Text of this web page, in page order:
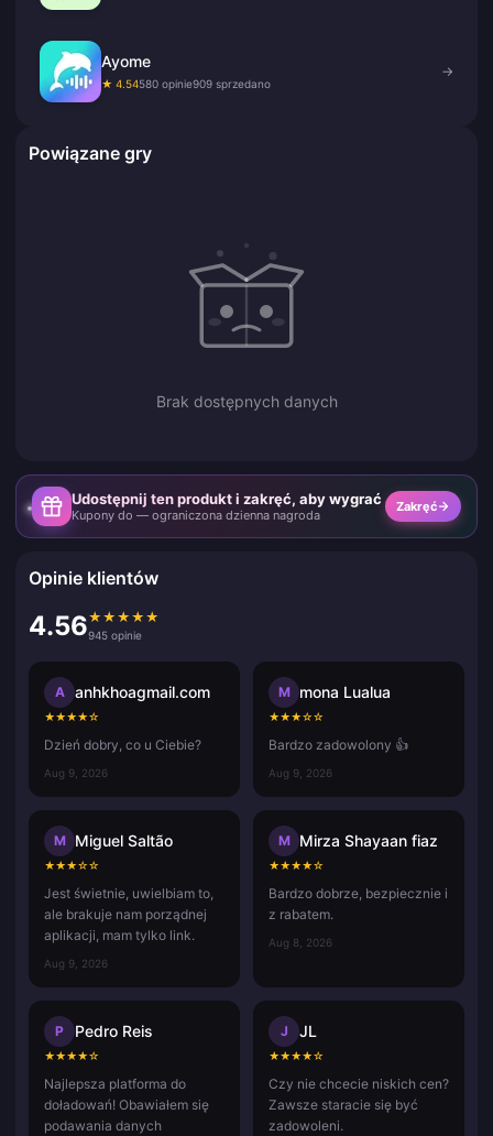
Ayome
★ 4.54580 opinie909 sprzedano
→
Powiązane gry
Brak dostępnych danych
Udostępnij ten produkt i zakręć, aby wygrać
Kupony do — ograniczona dzienna nagroda
Zakręć
Opinie klientów
4.56★ ★ ★ ★ ★
945 opinie
A anhkhoagmail.com
★★★★☆
Dzień dobry, co u Ciebie?
Aug 9, 2026
M mona Lualua
★★★☆☆
Bardzo zadowolony 👍
Aug 9, 2026
M Miguel Saltão
★★★☆☆
Jest świetnie, uwielbiam to,
ale brakuje nam porządnej
aplikacji, mam tylko link.
Aug 9, 2026
M Mirza Shayaan fiaz
★★★★☆
Bardzo dobrze, bezpiecznie i
z rabatem.
Aug 8, 2026
P Pedro Reis
★★★★☆
Najlepsza platforma do
doładowań! Obawiałem się
podawania danych
J JL
★★★★☆
Czy nie chcecie niskich cen?
Zawsze staracie się być
zadowoleni.